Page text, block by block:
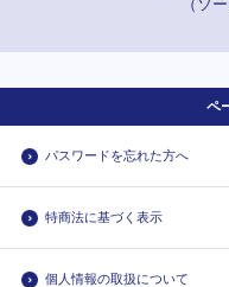
ペ
パスワードを忘れた方へ
特商法に基づく表示
個人情報の取扱について